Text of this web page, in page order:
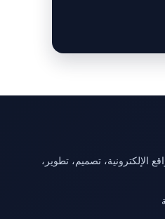
الإلكترونية، تصميم، تطوير،